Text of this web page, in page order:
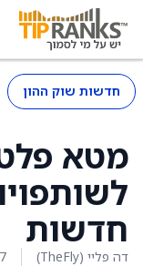
חדשות שוק ההון
מטא
חדשות
דה פליי (TheFly) 7 בדצמבר 2025